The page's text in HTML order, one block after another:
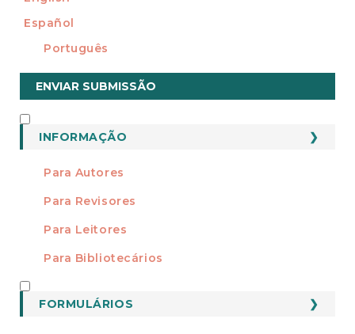
Español
Português
Enviar
Submissão
ENVIAR SUBMISSÃO
INFORMAÇÃO
Para Autores
Para Revisores
Para Leitores
Para Bibliotecários
FORMULÁRIOS